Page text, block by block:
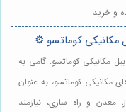
و خرید
مکانیکی کوماتسو ⚙️
مکانیکی کوماتسو: گامی به
مکانیکی کوماتسو، به عنوان
معدن و راه سازی، نیازمند